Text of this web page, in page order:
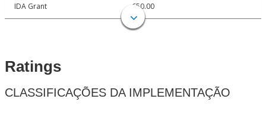
IDA Grant 650.00
Ratings
CLASSIFICAÇÕES DA IMPLEMENTAÇÃO